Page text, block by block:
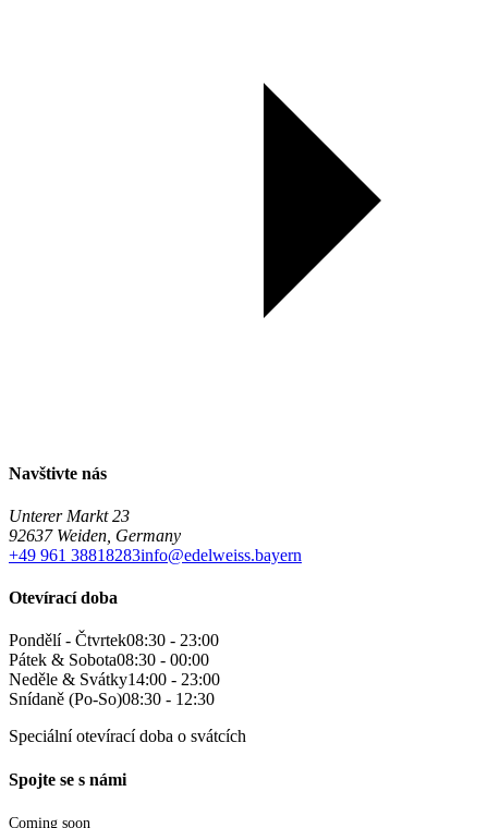
Navštivte nás
Unterer Markt 23
92637 Weiden, Germany
+49 961 38818283info@edelweiss.bayern
Otevírací doba
Pondělí - Čtvrtek08:30 - 23:00
Pátek & Sobota08:30 - 00:00
Neděle & Svátky14:00 - 23:00
Snídaně (Po-So)08:30 - 12:30
Speciální otevírací doba o svátcích
Spojte se s námi
Coming soon